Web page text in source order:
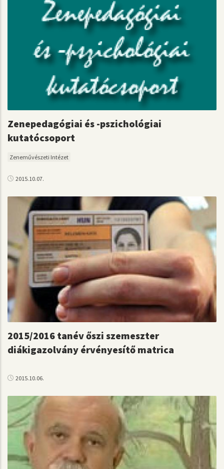
Zenepedagógiai és -pszichológiai
kutatócsoport
Zeneművészeti Intézet
2015.10.07.
2015/2016 tanév őszi szemeszter
diákigazolvány érvényesítő matrica
2015.10.06.